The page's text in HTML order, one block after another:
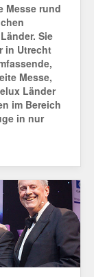
Messe rund
Sie
in Utrecht
Messe,
Länder
im Bereich
in nur